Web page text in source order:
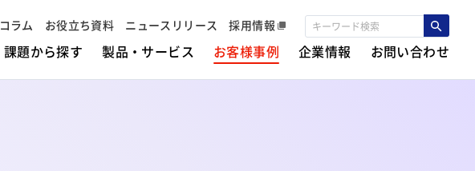
コラム お役立ち資料 ニュースリリース 採用情報
課題から探す 製品・サービス お客様事例 企業情報 お問い合わせ